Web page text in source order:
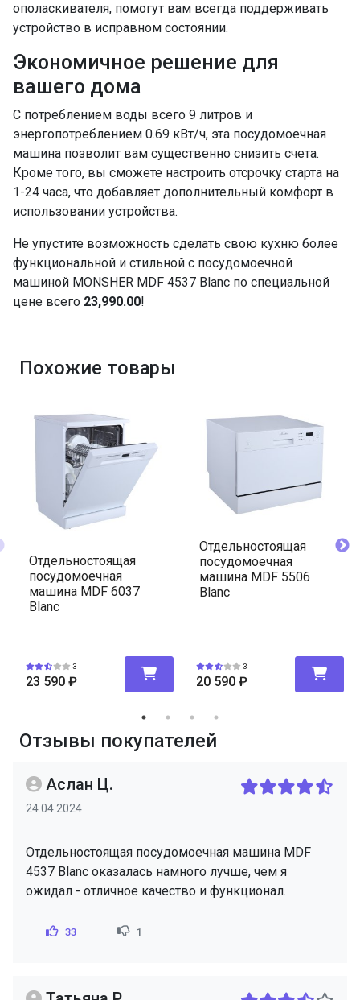
ополаскивателя, помогут вам всегда поддерживать
устройство в исправном состоянии.
Экономичное решение для
вашего дома
С потреблением воды всего 9 литров и
энергопотреблением 0.69 кВт/ч, эта посудомоечная
машина позволит вам существенно снизить счета.
Кроме того, вы сможете настроить отсрочку старта на
1-24 часа, что добавляет дополнительный комфорт в
использовании устройства.
Не упустите возможность сделать свою кухню более
функциональной и стильной с посудомоечной
машиной MONSHER MDF 4537 Blanc по специальной
цене всего 23,990.00!
Похожие товары
Отдельностоящая
посудомоечная
машина MDF 6037
Blanc
3
23 590 ₽
Отдельностоящая
посудомоечная
машина MDF 5506
Blanc
3
20 590 ₽
Отзывы покупателей
Аслан Ц.
24.04.2024
Отдельностоящая посудомоечная машина MDF
4537 Blanc оказалась намного лучше, чем я
ожидал - отличное качество и функционал.
33 1